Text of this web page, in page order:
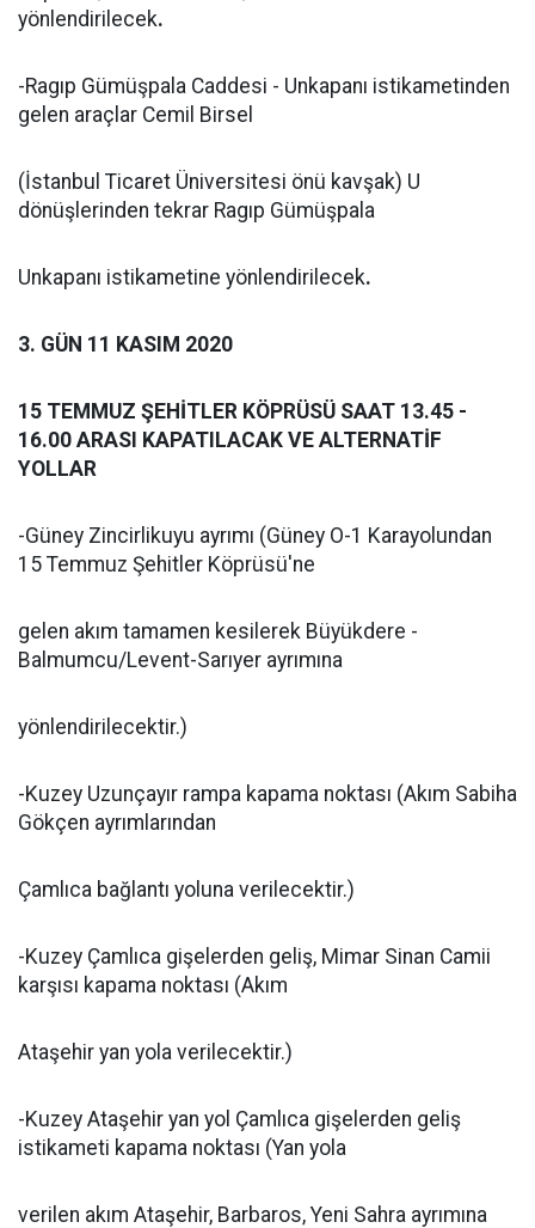
yönlendirilecek.
-Ragıp Gümüşpala Caddesi - Unkapanı istikametinden
gelen araçlar Cemil Birsel
(İstanbul Ticaret Üniversitesi önü kavşak) U
dönüşlerinden tekrar Ragıp Gümüşpala
Unkapanı istikametine yönlendirilecek.
3. GÜN 11 KASIM 2020
15 TEMMUZ ŞEHİTLER KÖPRÜSÜ SAAT 13.45 -
16.00 ARASI KAPATILACAK VE ALTERNATİF
YOLLAR
-Güney Zincirlikuyu ayrımı (Güney O-1 Karayolundan
15 Temmuz Şehitler Köprüsü'ne
gelen akım tamamen kesilerek Büyükdere -
Balmumcu/Levent-Sarıyer ayrımına
yönlendirilecektir.)
-Kuzey Uzunçayır rampa kapama noktası (Akım Sabiha
Gökçen ayrımlarından
Çamlıca bağlantı yoluna verilecektir.)
-Kuzey Çamlıca gişelerden geliş, Mimar Sinan Camii
karşısı kapama noktası (Akım
Ataşehir yan yola verilecektir.)
-Kuzey Ataşehir yan yol Çamlıca gişelerden geliş
istikameti kapama noktası (Yan yola
verilen akım Ataşehir, Barbaros, Yeni Sahra ayrımına